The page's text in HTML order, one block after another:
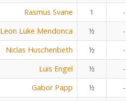
Rasmus Svane 1 -
Leon Luke Mendonca ½ -
Niclas Huschenbeth ½ -
Luis Engel ½ -
Gabor Papp ½ -